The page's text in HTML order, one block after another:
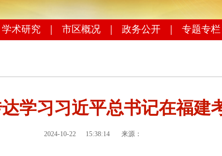
学术研究 市区概况 政务公开 专题专栏
学习习近平总书记在福建
2024-10-22 15:38:14 来源：